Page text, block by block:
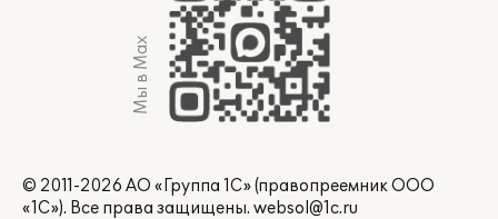
Мы в Max
© 2011-2026 АО «Группа 1С» (правопреемник ООО
«1С»). Все права защищены. websol@1c.ru